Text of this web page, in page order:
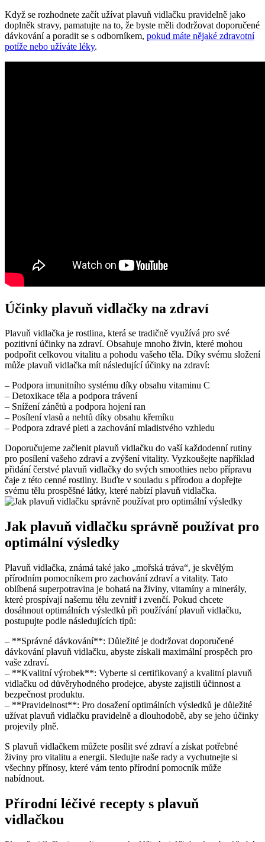
Když se rozhodnete začít užívat plavuň vidlačku pravidelně jako
doplněk stravy, pamatujte na to, že byste měli dodržovat doporučené
dávkování a poradit se s odborníkem, pokud máte nějaké zdravotní
potíže nebo užíváte léky.
Účinky plavuň vidlačky na zdraví
Plavuň vidlačka je rostlina, která se tradičně využívá pro své
pozitivní účinky na zdraví. Obsahuje mnoho živin, které mohou
podpořit celkovou vitalitu a pohodu vašeho těla. Díky svému složení
může plavuň vidlačka mít následující účinky na zdraví:
– Podpora imunitního systému díky obsahu vitaminu C
– Detoxikace těla a podpora trávení
– Snížení zánětů a podpora hojení ran
– Posílení vlasů a nehtů díky obsahu křemíku
– Podpora zdravé pleti a zachování mladistvého vzhledu
Doporučujeme začlenit plavuň vidlačku do vaší každodenní rutiny
pro posílení vašeho zdraví a zvýšení vitality. Vyzkoušejte například
přidání čerstvé plavuň vidlačky do svých smoothies nebo přípravu
čaje z této cenné rostliny. Buďte v souladu s přírodou a dopřejte
svému tělu prospěšné látky, které nabízí plavuň vidlačka.
Jak plavuň vidlačku správně používat pro
optimální výsledky
Plavuň vidlačka, známá také jako „mořská tráva“, je skvělým
přírodním pomocníkem pro zachování zdraví a vitality. Tato
oblíbená superpotravina je bohatá na živiny, vitamíny a minerály,
které prospívají našemu tělu zevnitř i zvenčí. Pokud chcete
dosáhnout optimálních výsledků při používání plavuň vidlačku,
postupujte podle následujících tipů:
– **Správné dávkování**: Důležité je dodržovat doporučené
dávkování plavuň vidlačku, abyste získali maximální prospěch pro
vaše zdraví.
– **Kvalitní výrobek**: Vyberte si certifikovaný a kvalitní plavuň
vidlačku od důvěryhodného prodejce, abyste zajistili účinnost a
bezpečnost produktu.
– **Pravidelnost**: Pro dosažení optimálních výsledků je důležité
užívat plavuň vidlačku pravidelně a dlouhodobě, aby se jeho účinky
projevily plně.
S plavuň vidlačkem můžete posílit své zdraví a získat potřebné
živiny pro vitalitu a energii. Sledujte naše rady a vychutnejte si
všechny přínosy, které vám tento přírodní pomocník může
nabídnout.
Přírodní léčivé recepty s plavuň
vidlačkou